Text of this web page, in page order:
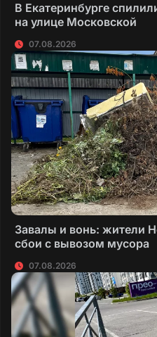
В Екатеринбурге
на улице Московской
07.08.2026
Завалы и вонь: жители
сбои с вывозом мусора
07.08.2026